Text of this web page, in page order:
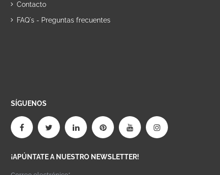
Contacto
FAQ´s - Preguntas frecuentes
SÍGUENOS
¡APÚNTATE A NUESTRO NEWSLETTER!